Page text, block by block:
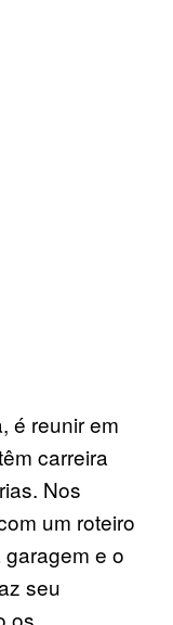
é reunir em
carreira
Nos
um roteiro
e o
seu
os